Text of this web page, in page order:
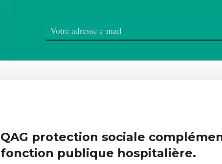
Carte scolaire 2025 dans le 92 :
n’est plus prioritaire !
QAG protection sociale
fonction publique hospitalière.
Carte scolaire 2025 dans le 92 :
n’est plus prioritaire !